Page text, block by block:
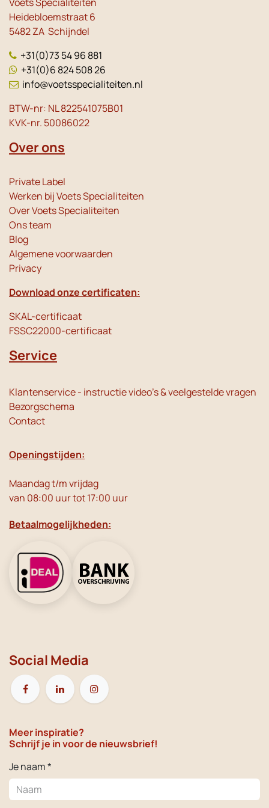
Heidebloemstraat 6
5482 ZA Schijndel
+31(0)73 54 96 881
+31(0)6 824 508 26
info@voetsspecialiteiten.nl
BTW-nr: NL 822541075B01
KVK-nr. 50086022
Over ons
Private Label
Werken bij Voets Specialiteiten
Over Voets Specialiteiten
Ons team
Blog
Algemene voorwaarden
Privacy
Download onze certificaten:
SKAL-certificaat
FSSC22000-certificaat
Service
Klantenservice - instructie video's & veelgestelde vragen
Bezorgschema
Contact
Openingstijden:
Maandag t/m vrijdag
van 08:00 uur tot 17:00 uur
Betaalmogelijkheden:
Social Media
Meer inspiratie?
Schrijf je in voor de nieuwsbrief!
Je naam *